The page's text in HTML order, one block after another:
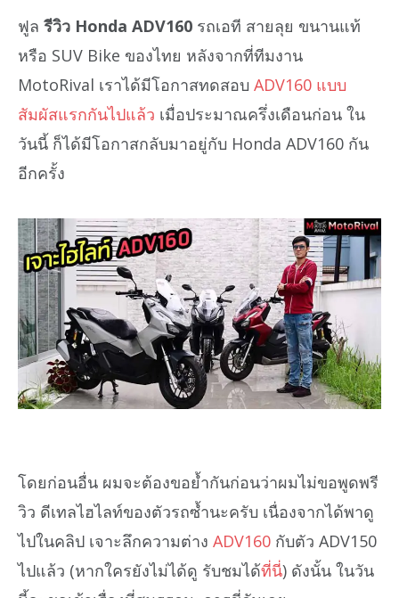
ฟูล รีวิว Honda ADV160 รถเอที สายลุย ขนานแท้
หรือ SUV Bike ของไทย หลังจากที่ทีมงาน
MotoRival เราได้มีโอกาสทดสอบ ADV160 แบบ
สัมผัสแรกกันไปแล้ว เมื่อประมาณครึ่งเดือนก่อน ใน
วันนี้ ก็ได้มีโอกาสกลับมาอยู่กับ Honda ADV160 กัน
อีกครั้ง
โดยก่อนอื่น ผมจะต้องขอย้ำกันก่อนว่าผมไม่ขอพูดพรี
วิว ดีเทลไฮไลท์ของตัวรถซ้ำนะครับ เนื่องจากได้พาดู
ไปในคลิป เจาะลึกความต่าง ADV160 กับตัว ADV150
ไปแล้ว (หากใครยังไม่ได้ดู รับชมได้ที่นี่) ดังนั้น ในวัน